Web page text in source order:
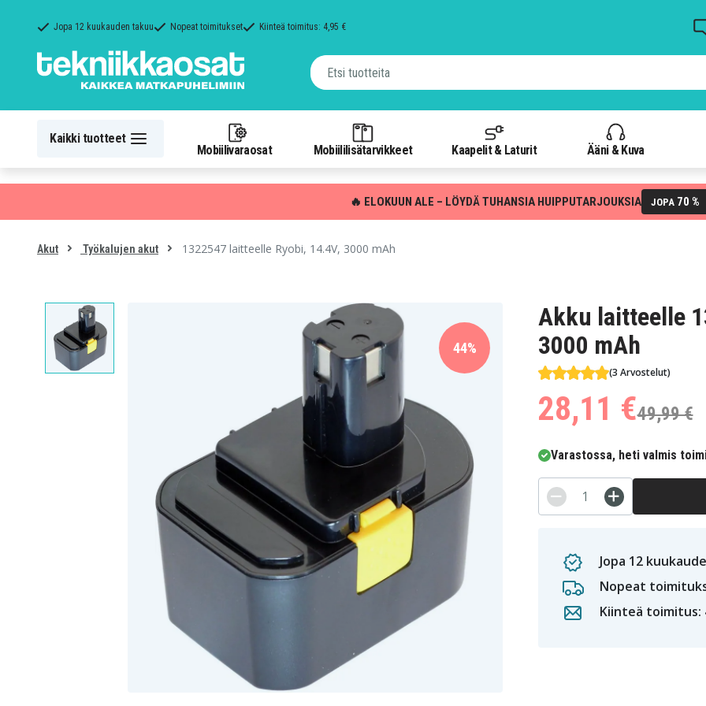
Jopa 12 kuukauden takuu Nopeat toimitukset Kiinteä toimitus: 4,95 €
Kaikki tuotteet
Mobiilivaraosat Mobiililisätarvikkeet Kaapelit & Laturit Ääni & Kuva
🔥 ELOKUUN ALE – LÖYDÄ TUHANSIA HUIPPUTARJOUKSIA JOPA 70 %
Akut Työkalujen akut 1322547 laitteelle Ryobi, 14.4V, 3000 mAh
Akku laitteelle
3000 mAh
(3 Arvostelut)
44%
28,11 €49,99 €
Varastossa, heti valmis
Jopa 12
Nopeat
Kiinteä toimitus: